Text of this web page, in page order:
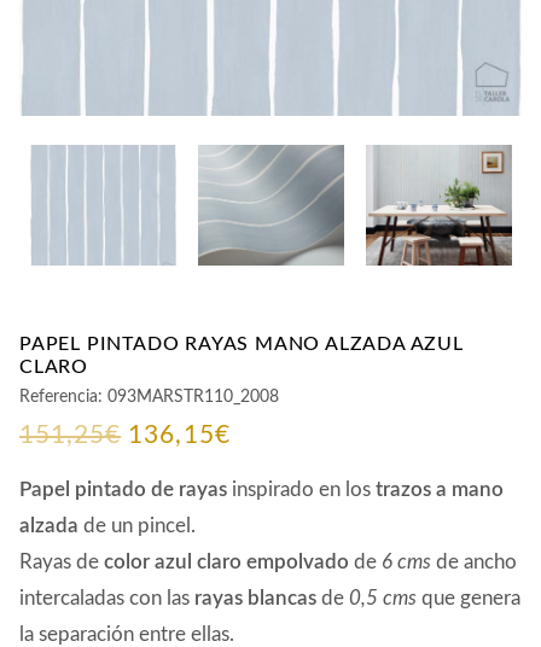
PAPEL PINTADO RAYAS MANO ALZADA AZUL
CLARO
Referencia: 093MARSTR110_2008
151,25€ El
precio
original
era:
151,25€.
136,15€El
precio
es:
136,15€.
Papel pintado de rayas inspirado en los trazos a mano
alzada de un pincel.
Rayas de color azul claro empolvado de 6 cms de ancho
intercaladas con las rayas blancas de 0,5 cms que genera
la separación entre ellas.